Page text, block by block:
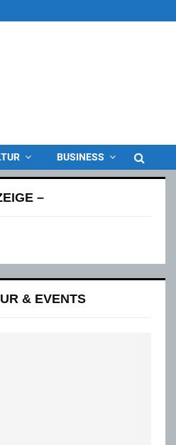
BUSINESS
–
& EVENTS